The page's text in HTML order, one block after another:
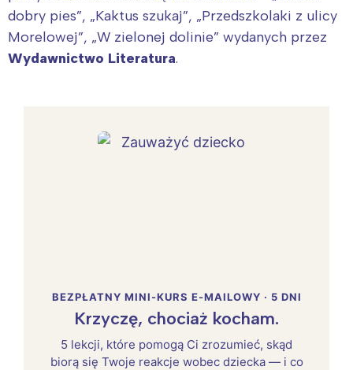
dobry pies”, „Kaktus szukaj”, „Przedszkolaki z ulicy
Morelowej”, „W zielonej dolinie” wydanych przez
Wydawnictwo Literatura.
BEZPŁATNY MINI-KURS E-MAILOWY · 5 DNI
Krzyczę, chociaż kocham.
5 lekcji, które pomogą Ci zrozumieć, skąd
biorą się Twoje reakcje wobec dziecka — i co